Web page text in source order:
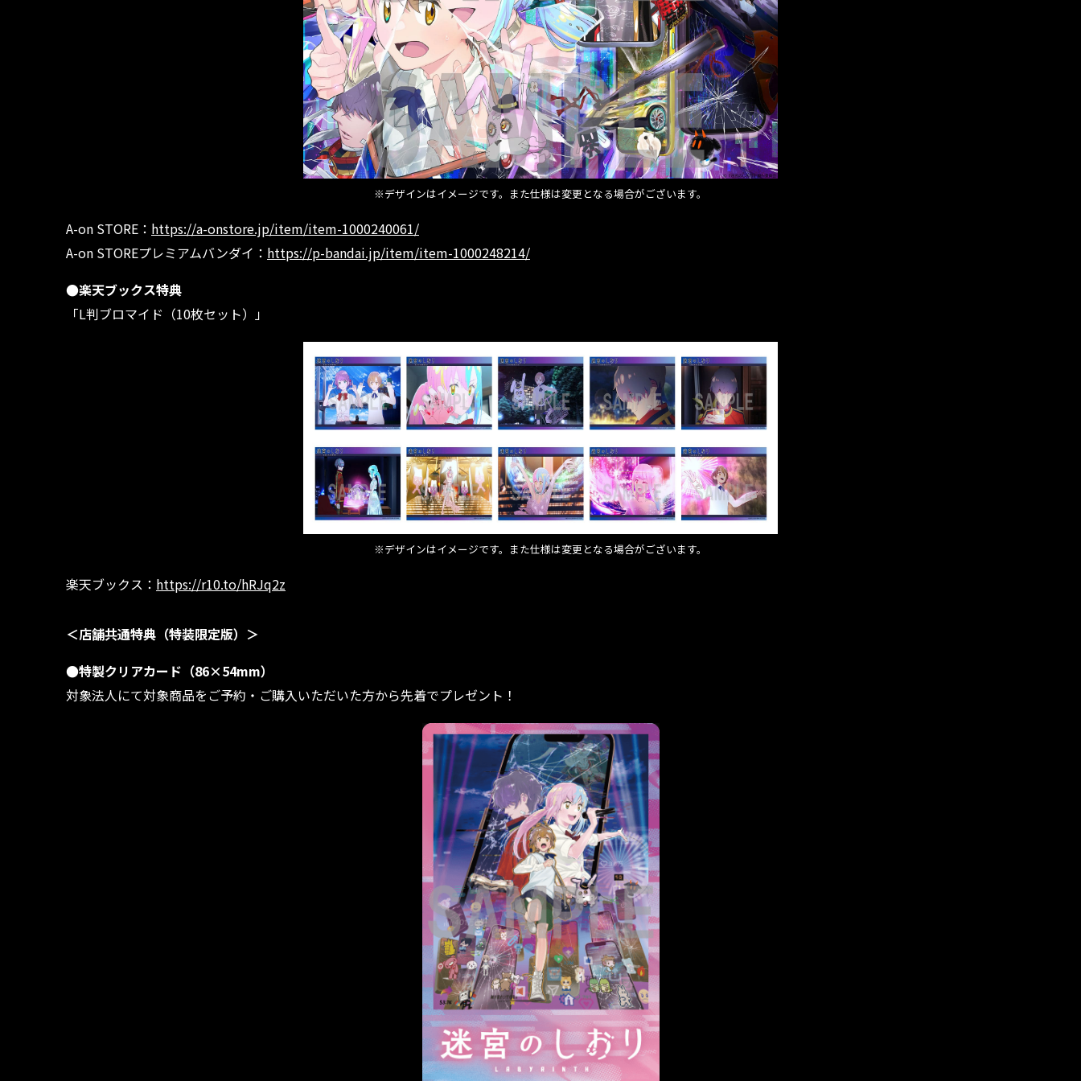
※デザインはイメージです。また仕様は変更となる場合がございます。
A-on STORE： https://a-onstore.jp/item/item-1000240061/
A-on STOREプレミアムバンダイ： https://p-bandai.jp/item/item-1000248214/
●楽天ブックス特典
「L判ブロマイド（10枚セット）」
※デザインはイメージです。また仕様は変更となる場合がございます。
楽天ブックス： https://r10.to/hRJq2z
＜店舗共通特典（特装限定版）＞
●特製クリアカード（86×54mm）
対象法人にて対象商品をご予約・ご購入いただいた方から先着でプレゼント！